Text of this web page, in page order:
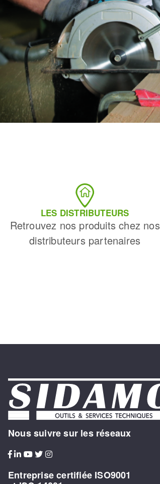
LES DISTRIBUTEURS
Retrouvez nos produits chez nos
distributeurs partenaires
Nous suivre sur les réseaux
Entreprise certifiée ISO9001